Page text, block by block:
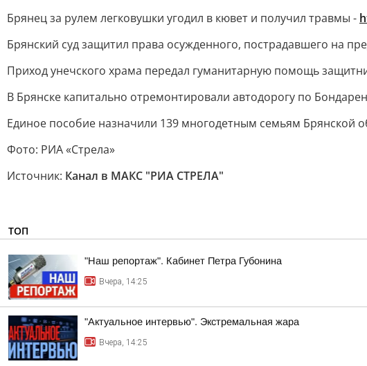
Брянец за рулем легковушки угодил в кювет и получил травмы -
Брянский суд защитил права осужденного, пострадавшего на
Приход унечского храма передал гуманитарную помощь
В Брянске капитально отремонтировали автодорогу по
Единое пособие назначили 139 многодетным семьям Брянской
Фото: РИА «Стрела»
Источник: Канал в МАКС "РИА СТРЕЛА"
ТОП
"Наш репортаж". Кабинет Петра Губонина
Вчера, 14:25
"Актуальное интервью". Экстремальная жара
Вчера, 14:25